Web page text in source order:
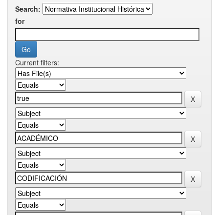
Search:
for
Current filters: